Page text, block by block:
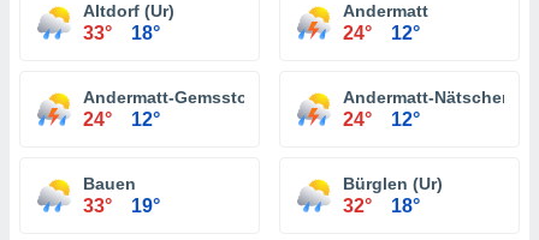
Altdorf (Ur)
33° 18°
Andermatt
24° 12°
Andermatt-Gemsstock
24° 12°
Andermatt-Nätschen
24° 12°
Bauen
33° 19°
Bürglen (Ur)
32° 18°